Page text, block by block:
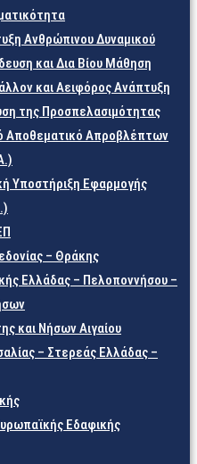
Ανθρώπινου Δυναμικού
και Δια Βίου Μάθηση
και Αειφόρος Ανάπτυξη
της Προσπελασιμότητας
Αποθεματικό Απροβλέπτων
Υποστήριξη Εφαρμογής
– Θράκης
Ελλάδας – Πελοποννήσου –
και Νήσων Αιγαίου
– Στερεάς Ελλάδας –
Εδαφικής